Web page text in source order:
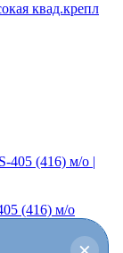
квад.крепл
(416) м/о